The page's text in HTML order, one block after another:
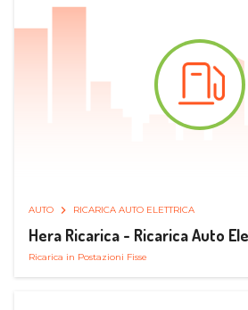
AUTO RICARICA AUTO ELETTRICA
Hera Ricarica - Ricarica Auto
Ricarica in Postazioni Fisse